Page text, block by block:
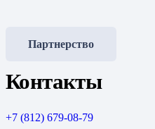
Партнерство
Контакты
+7 (812) 679-08-79